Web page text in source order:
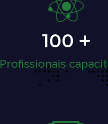
100
Profissionais